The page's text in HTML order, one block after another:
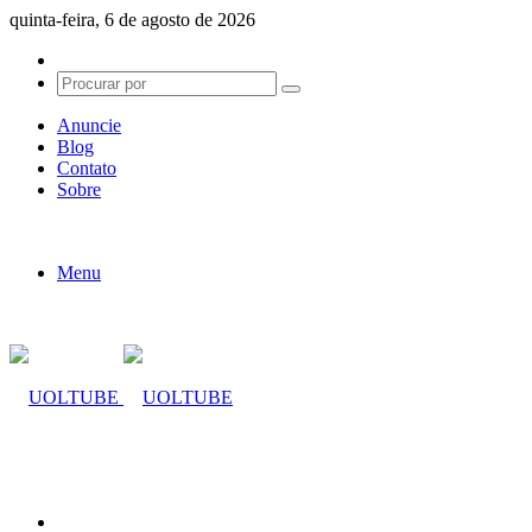
quinta-feira, 6 de agosto de 2026
skin
Procurar
Anuncie
Blog
Contato
Sobre
Menu